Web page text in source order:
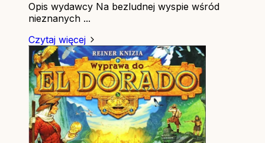
Opis wydawcy Na bezludnej wyspie wśród
nieznanych ...
Czytaj więcej